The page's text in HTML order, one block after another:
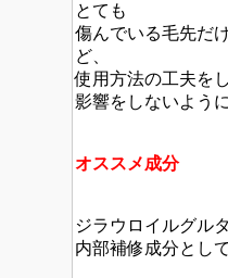
とても
傷んでいる毛先だ
ど、
使用方法の工夫を
影響をしないよう
オススメ成分
ジラウロイルグル
内部補修成分とし